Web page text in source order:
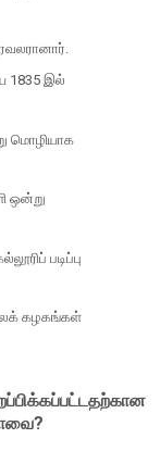
1835 இல்
மொழியாக
ஒன்று
படிப்பு
கழகங்கள்
?